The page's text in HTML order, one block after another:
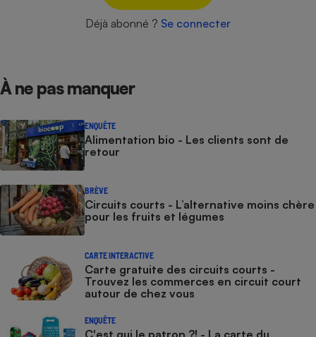
Déjà abonné ? Se connecter
À ne pas manquer
ENQUÊTE
Alimentation bio - Les clients sont de
retour
BRÈVE
Circuits courts - L’alternative moins chère
pour les fruits et légumes
CARTE INTERACTIVE
Carte gratuite des circuits courts -
Trouvez les commerces en circuit court
autour de chez vous
ENQUÊTE
C'est qui le patron ?! - La carte du
Cafetière à expressos